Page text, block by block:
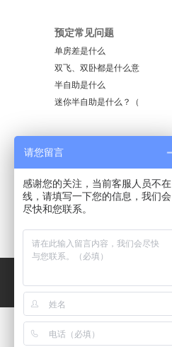
预定常见问题
单房差是什么
双飞、双卧都是什么意
半自助是什么
迷你半自助是什么？（
请您留言
感谢您的关注，当前客服人员不在
线，请填写一下您的信息，我们会
尽快和您联系。